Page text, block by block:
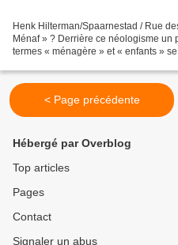
Henk Hilterman/Spaarnestad / Rue
Ménaf » ? Derrière ce néologisme
termes « ménagère » et « enfants »
< Page précédente
Hébergé par Overblog
Top articles
Pages
Contact
Signaler un abus